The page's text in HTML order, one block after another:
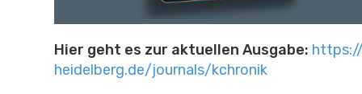
Hier geht es zur aktuellen Ausgabe:
heidelberg.de/journals/kchronik